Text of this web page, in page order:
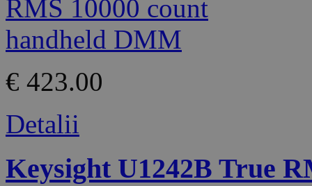
€ 423.00
Detalii
Keysight U1242B True